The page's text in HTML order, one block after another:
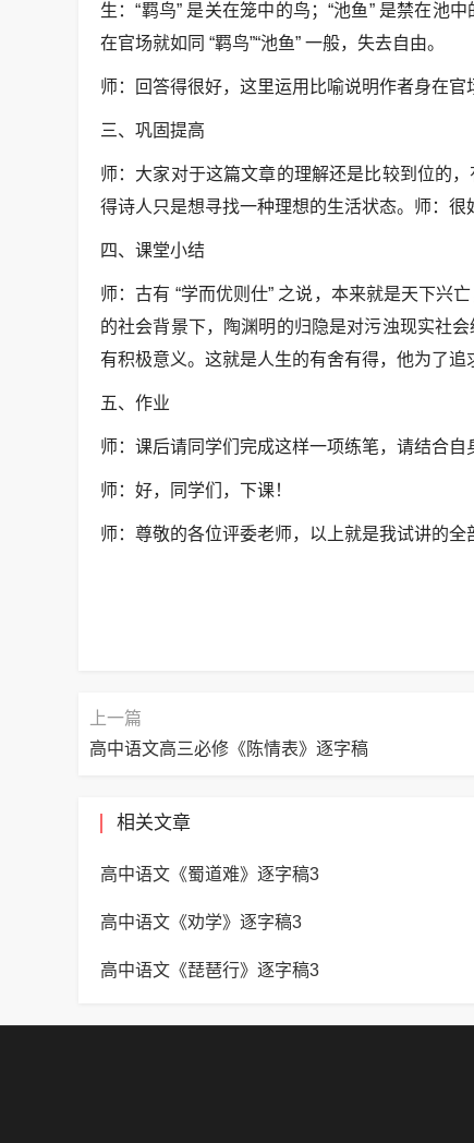
生：“羁鸟” 是关在笼中的鸟；“池鱼” 是禁在池
在官场就如同 “羁鸟”“池鱼” 一般，失去自由。
师：回答得很好，这里运用比喻说明作者身在官
三、巩固提高
师：大家对于这篇文章的理解还是比较到位的
得诗人只是想寻找一种理想的生活状态。师：很
四、课堂小结
师：古有 “学而优则仕” 之说，本来就是天下兴
的社会背景下，陶渊明的归隐是对污浊现实社
有积极意义。这就是人生的有舍有得，他为了追
五、作业
师：课后请同学们完成这样一项练笔，请结合自
师：好，同学们，下课！
师：尊敬的各位评委老师，以上就是我试讲的全
上一篇
高中语文高三必修《陈情表》逐字稿
相关文章
高中语文《蜀道难》逐字稿3
高中语文《劝学》逐字稿3
高中语文《琵琶行》逐字稿3